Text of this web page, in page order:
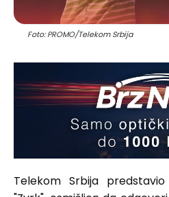
Foto: PROMO/Telekom Srbija
Telekom Srbija